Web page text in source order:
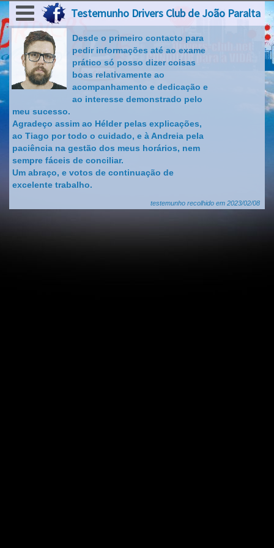
Página principal
Serviços drivers
Notícias
Pré-Inscrição
Contactos
Marcação Teórica
Práticas
Testemunho Drivers Club de João Paralta
Desde o primeiro contacto para
pedir informações até ao exame
prático só posso dizer coisas
boas relativamente ao
acompanhamento e dedicação e
ao interesse demonstrado pelo
meu sucesso.
Agradeço assim ao Hélder pelas explicações,
ao Tiago por todo o cuidado, e à Andreia pela
paciência na gestão dos meus horários, nem
sempre fáceis de conciliar.
Um abraço, e votos de continuação de
excelente trabalho.
testemunho recolhido em 2023/02/08